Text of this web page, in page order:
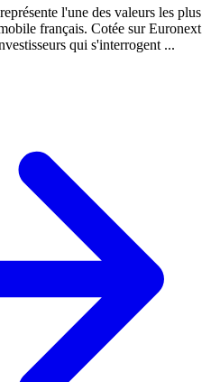
l'une des valeurs les plus
français. Cotée sur Euronext
qui s'interrogent ...